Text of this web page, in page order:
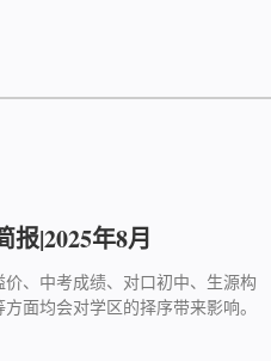
报|2025年8月
、中考成绩、对口初中、生源构
面均会对学区的择序带来影响。